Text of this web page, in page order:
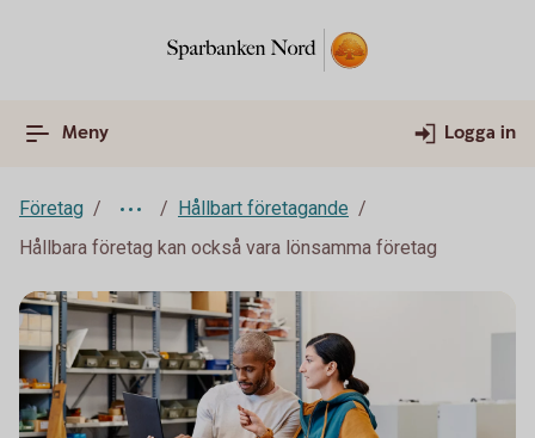
Meny Logga in
Företag
Hållbart företagande
Hållbara företag kan också vara lönsamma företag